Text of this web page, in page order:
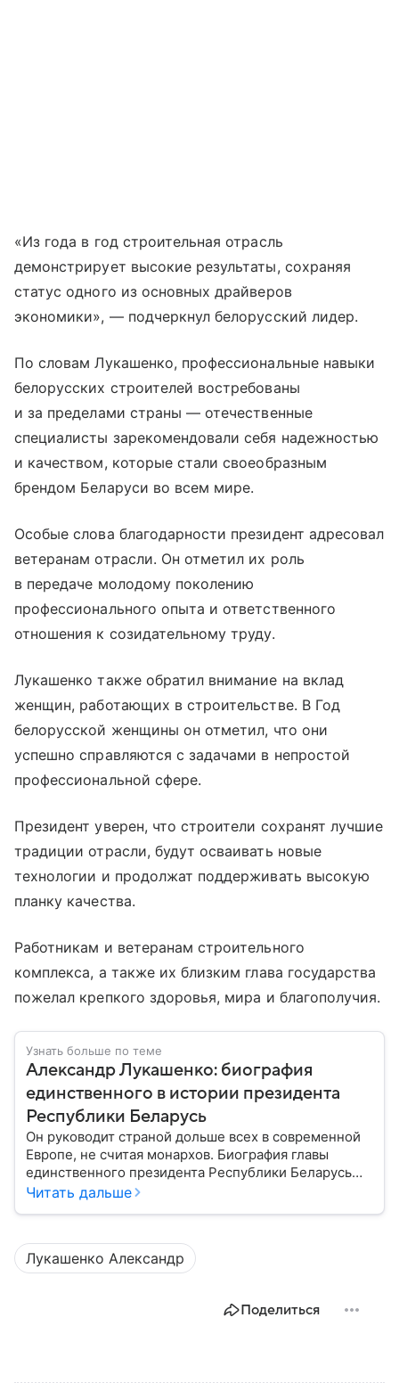
«Из года в год строительная отрасль
демонстрирует высокие результаты, сохраняя
статус одного из основных драйверов
экономики», — подчеркнул белорусский лидер.
По словам Лукашенко, профессиональные навыки
белорусских строителей востребованы
и за пределами страны — отечественные
специалисты зарекомендовали себя надежностью
и качеством, которые стали своеобразным
брендом Беларуси во всем мире.
Особые слова благодарности президент адресовал
ветеранам отрасли. Он отметил их роль
в передаче молодому поколению
профессионального опыта и ответственного
отношения к созидательному труду.
Лукашенко также обратил внимание на вклад
женщин, работающих в строительстве. В Год
белорусской женщины он отметил, что они
успешно справляются с задачами в непростой
профессиональной сфере.
Президент уверен, что строители сохранят лучшие
традиции отрасли, будут осваивать новые
технологии и продолжат поддерживать высокую
планку качества.
Работникам и ветеранам строительного
комплекса, а также их близким глава государства
пожелал крепкого здоровья, мира и благополучия.
Узнать больше по теме
Александр Лукашенко: биография
единственного в истории президента
Республики Беларусь
Он руководит страной дольше всех в современной
Европе, не считая монархов. Биография главы
единственного президента Республики Беларусь
Александра Лукашенко — в материале.
Читать дальше
Лукашенко Александр
Поделиться